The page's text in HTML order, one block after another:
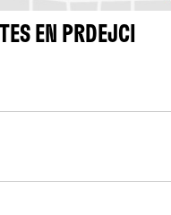
EN PRDEJCI